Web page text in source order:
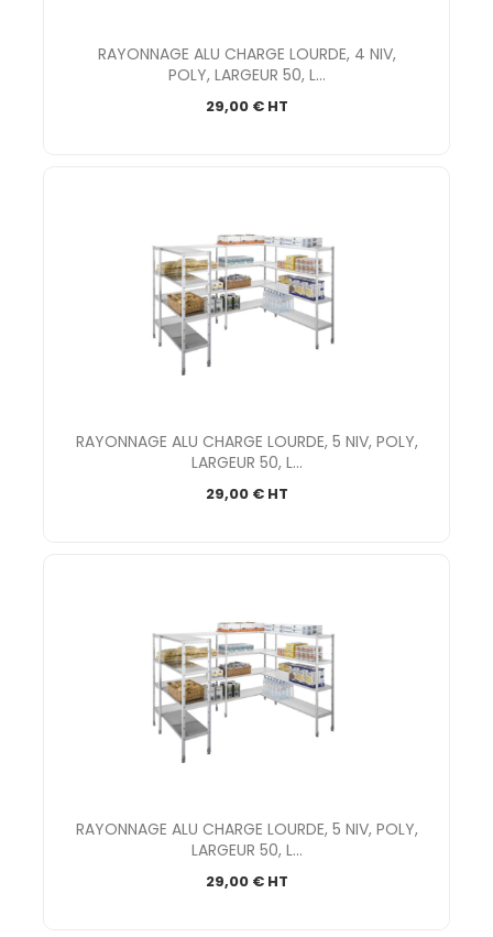
RAYONNAGE ALU CHARGE LOURDE, 4 NIV,
POLY, LARGEUR 50, L...
29,00 € HT
RAYONNAGE ALU CHARGE LOURDE, 5 NIV, POLY,
LARGEUR 50, L...
29,00 € HT
RAYONNAGE ALU CHARGE LOURDE, 5 NIV, POLY,
LARGEUR 50, L...
29,00 € HT